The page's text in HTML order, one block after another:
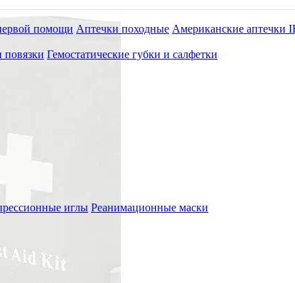
помощи Аптечки походные Американские аптечки
Гемостатические губки и салфетки
иглы Реанимационные маски